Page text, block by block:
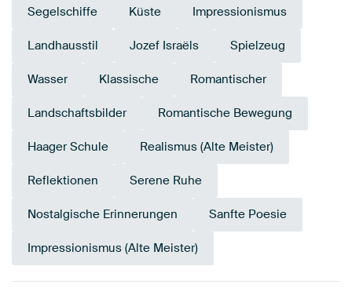
Segelschiffe Küste Impressionismus
Landhausstil Jozef Israëls Spielzeug
Wasser Klassische Romantischer
Landschaftsbilder Romantische Bewegung
Haager Schule Realismus (Alte Meister)
Reflektionen Serene Ruhe
Nostalgische Erinnerungen Sanfte Poesie
Impressionismus (Alte Meister)